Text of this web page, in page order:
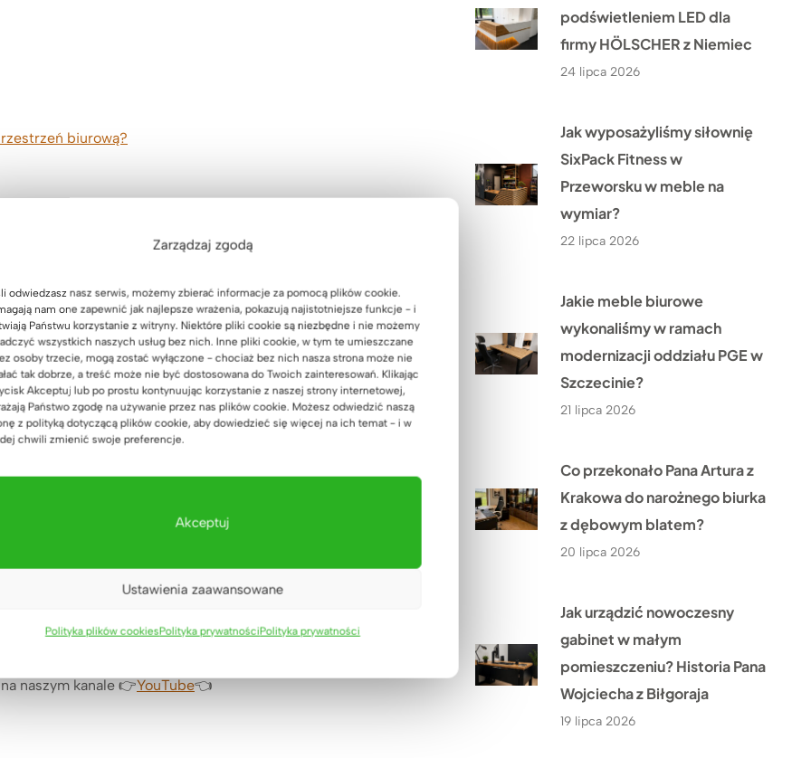
Zarządzaj zgodą
odwiedzasz nasz serwis, możemy zbierać informacje za pomocą plików cookie.
nam one zapewnić jak najlepsze wrażenia, pokazują najistotniejsze funkcje - i
Państwu korzystanie z witryny. Niektóre pliki cookie są niezbędne i nie możemy
wszystkich naszych usług bez nich. Inne pliki cookie, w tym te umieszczane
osoby trzecie, mogą zostać wyłączone - chociaż bez nich nasza strona może nie
tak dobrze, a treść może nie być dostosowana do Twoich zainteresowań. Klikając
Akceptuj lub po prostu kontynuując korzystanie z naszej strony internetowej,
Państwo zgodę na używanie przez nas plików cookie. Możesz odwiedzić naszą
z polityką dotyczącą plików cookie, aby dowiedzieć się więcej na ich temat - i w
chwili zmienić swoje preferencje.
Akceptuj
Ustawienia zaawansowane
Polityka plików cookiesPolityka prywatnościPolityka prywatności
biurową?
element
. Taki zestaw sprawia, że
naszym kanale 👉YouTube👈
podświetleniem LED dla
firmy HÖLSCHER z Niemiec
24 lipca 2026
Jak wyposażyliśmy siłownię
SixPack Fitness w
Przeworsku w meble na
wymiar?
22 lipca 2026
Jakie meble biurowe
wykonaliśmy w ramach
modernizacji oddziału PGE w
Szczecinie?
21 lipca 2026
Co przekonało Pana Artura z
Krakowa do narożnego biurka
z dębowym blatem?
20 lipca 2026
Jak urządzić nowoczesny
gabinet w małym
pomieszczeniu? Historia Pana
Wojciecha z Biłgoraja
19 lipca 2026